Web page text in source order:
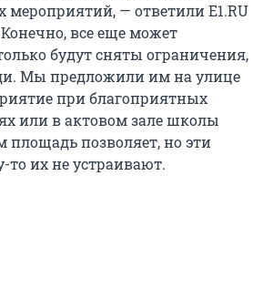
мероприятий, — ответили E1.RU
все еще может
будут сняты ограничения,
Мы предложили им на улице
при благоприятных
или в актовом зале школы
площадь позволяет, но эти
их не устраивают.